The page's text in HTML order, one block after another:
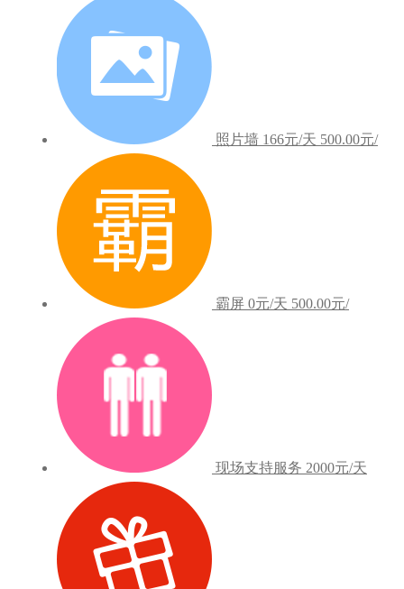
照片墙 166元/天 500.00元/
霸屏 0元/天 500.00元/
现场支持服务 2000元/天